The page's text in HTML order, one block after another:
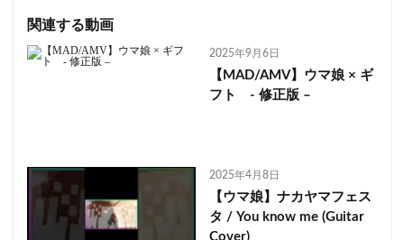
関連する動画
2025年9月6日
【MAD/AMV】ウマ娘 × ギ
フト - 修正版 –
2025年4月8日
【ウマ娘】ナカヤマフェス
タ / You know me (Guitar
Cover)